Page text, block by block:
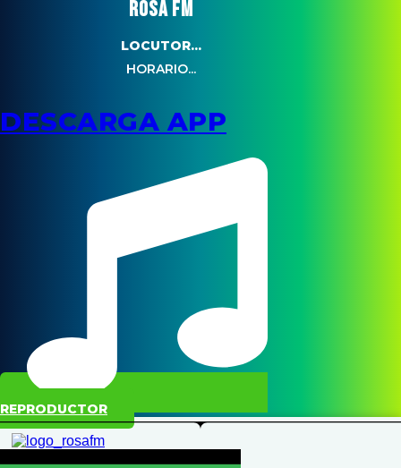
ROSA FM
LOCUTOR...
HORARIO...
DESCARGA APP
REPRODUCTOR